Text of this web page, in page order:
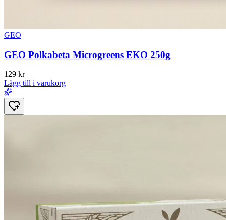
GEO
GEO Polkabeta Microgreens EKO 250g
129 kr
Lägg till i varukorg